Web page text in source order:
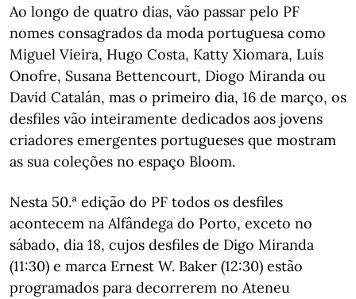
Ao longo de quatro dias, vão passar pelo PF
nomes consagrados da moda portuguesa como
Miguel Vieira, Hugo Costa, Katty Xiomara, Luís
Onofre, Susana Bettencourt, Diogo Miranda ou
David Catalán, mas o primeiro dia, 16 de março, os
desfiles vão inteiramente dedicados aos jovens
criadores emergentes portugueses que mostram
as sua coleções no espaço Bloom.
Nesta 50.ª edição do PF todos os desfiles
acontecem na Alfândega do Porto, exceto no
sábado, dia 18, cujos desfiles de Digo Miranda
(11:30) e marca Ernest W. Baker (12:30) estão
programados para decorrerem no Ateneu